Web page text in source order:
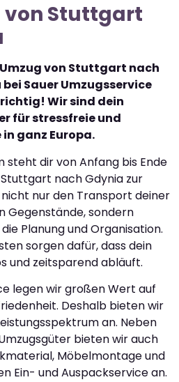
Stuttgart
von Stuttgart nach
Sauer Umzugsservice
Wir sind dein
für stressfreie und
ganz Europa.
steht dir von Anfang bis Ende
nach Gdynia zur
nur den Transport deiner
Gegenstände, sondern
Planung und Organisation.
sorgen dafür, dass dein
und zeitsparend abläuft.
legen wir großen Wert auf
Deshalb bieten wir
an. Neben
bieten wir auch
Möbelmontage und
Ein- und Auspackservice an.